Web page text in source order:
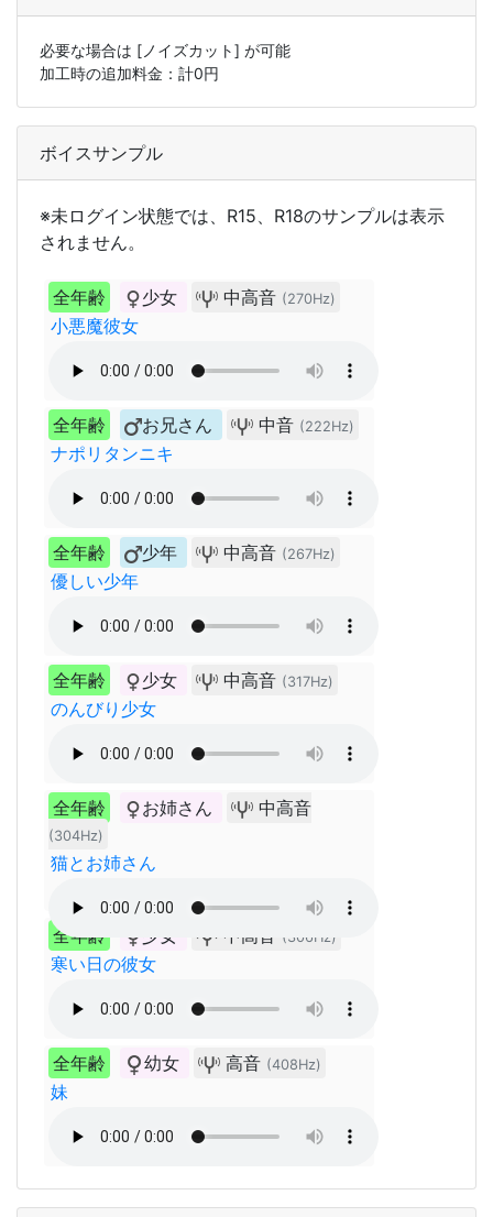
必要な場合は [ノイズカット] が可能
加工時の追加料金：計0円
ボイスサンプル
※未ログイン状態では、R15、R18のサンプルは表示
されません。
全年齢 少女 中高音 (270Hz)
小悪魔彼女
全年齢 お兄さん 中音 (222Hz)
ナポリタンニキ
全年齢 少年 中高音 (267Hz)
優しい少年
全年齢 少女 中高音 (317Hz)
のんびり少女
全年齢 お姉さん 中高音
(304Hz)
猫とお姉さん
全年齢 少女 中高音 (306Hz)
寒い日の彼女
全年齢 幼女 高音 (408Hz)
妹